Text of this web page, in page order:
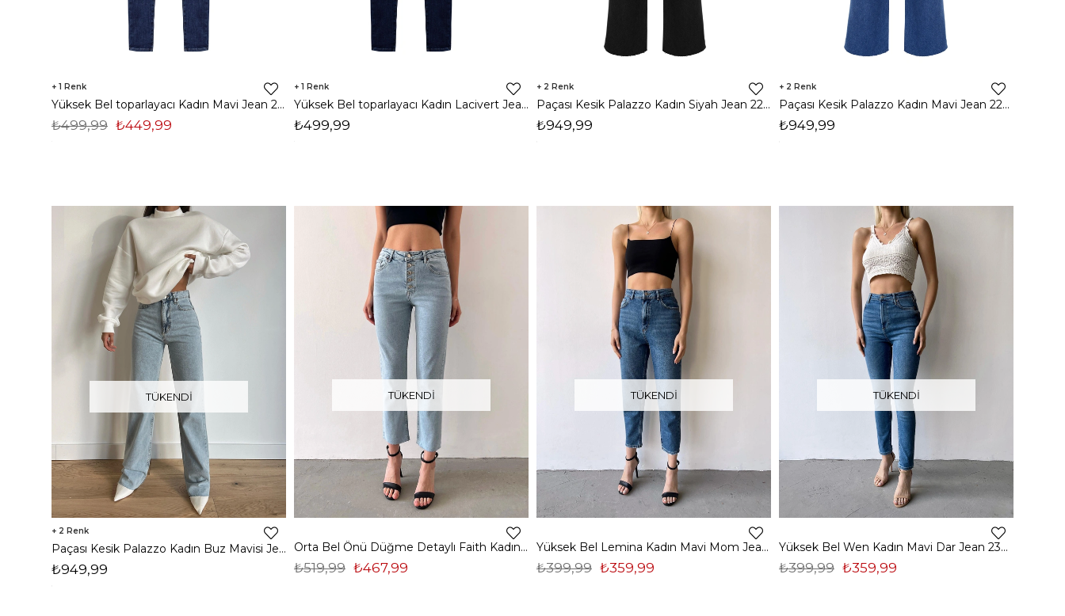
1
Yüksek Bel toparlayacı Kadın Mavi Jean 24k373
₺449,99
₺499,99
1
Yüksek Bel toparlayacı Kadın Lacivert Jean 24k373
₺499,99
2
Paçası Kesik Palazzo Kadın Siyah Jean 22K000315
₺949,99
2
Paçası Kesik Palazzo Kadın Mavi Jean 22K000315
₺949,99
TÜKENDI
2
Paçası Kesik Palazzo Kadın Buz Mavisi Jean 22K000315
₺949,99
TÜKENDI
Orta Bel Önü Düğme Detaylı Faith Kadın Buz Mavisi Mom Jean23K000427
₺467,99
₺519,99
TÜKENDI
Yüksek Bel Lemina Kadın Mavi Mom Jean 23K000244
₺359,99
₺399,99
TÜKENDI
Yüksek Bel Wen Kadın Mavi Dar Jean 23Y000210
₺359,99
₺399,99